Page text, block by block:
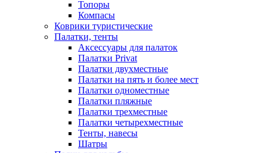
Топоры
Компасы
Коврики туристические
Палатки, тенты
Аксессуары для палаток
Палатки Privat
Палатки двухместные
Палатки на пять и более мест
Палатки одноместные
Палатки пляжные
Палатки трехместные
Палатки четырехместные
Тенты, навесы
Шатры